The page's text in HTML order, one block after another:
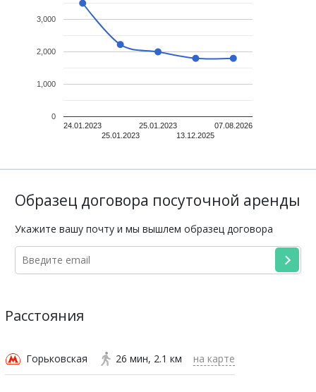
24.01.2023
25.01.2023
25.01.2023
13.12.2025
07.08.2026
0
1,000
2,000
3,000
Образец договора посуточной аренды
Укажите вашу почту и мы вышлем образец договора
Расстояния
Горьковская 26 мин 2.1 км на карте